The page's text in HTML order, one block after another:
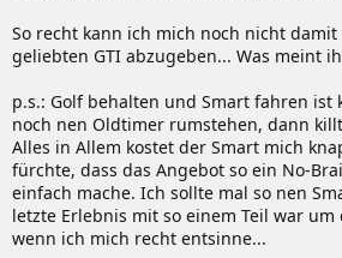
So recht kann ich mich noch nicht
geliebten GTI abzugeben... Was meint
p.s.: Golf behalten und Smart fahren ist
noch nen Oldtimer rumstehen, dann
Alles in Allem kostet der Smart mich
fürchte, dass das Angebot so ein No-
einfach mache. Ich sollte mal so nen
letzte Erlebnis mit so einem Teil war um
wenn ich mich recht entsinne...